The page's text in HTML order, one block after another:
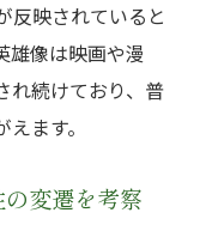
反映されていると
雄像は映画や漫
れ続けており、普
ます。
変遷を考察